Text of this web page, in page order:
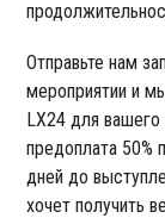
Отправьте нам
мероприятии и
LX24 для
предоплата 50%
дней до
хочет получить